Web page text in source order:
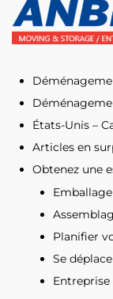
États-Unis –
Articles en
Obtenez une
Emballage
Planifier
Se